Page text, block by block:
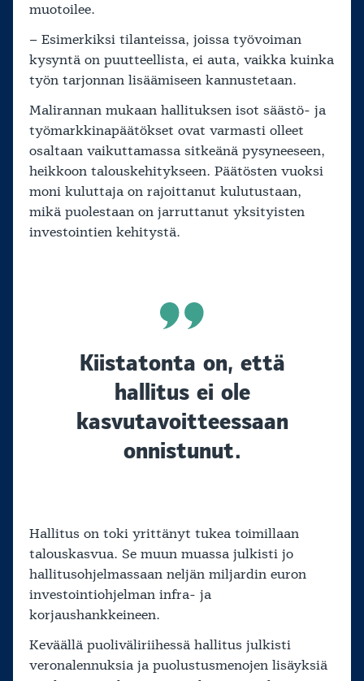
muotoilee.
– Esimerkiksi tilanteissa, joissa työvoiman
kysyntä on puutteellista, ei auta, vaikka kuinka
työn tarjonnan lisäämiseen kannustetaan.
Malirannan mukaan hallituksen isot säästö- ja
työmarkkinapäätökset ovat varmasti olleet
osaltaan vaikuttamassa sitkeänä pysyneeseen,
heikkoon talouskehitykseen. Päätösten vuoksi
moni kuluttaja on rajoittanut kulutustaan,
mikä puolestaan on jarruttanut yksityisten
investointien kehitystä.
Kiistatonta on, että
hallitus ei ole
kasvutavoitteessaan
onnistunut.
Hallitus on toki yrittänyt tukea toimillaan
talouskasvua. Se muun muassa julkisti jo
hallitusohjelmassaan neljän miljardin euron
investointiohjelman infra- ja
korjaushankkeineen.
Keväällä puoliväliriihessä hallitus julkisti
veronalennuksia ja puolustusmenojen lisäyksiä